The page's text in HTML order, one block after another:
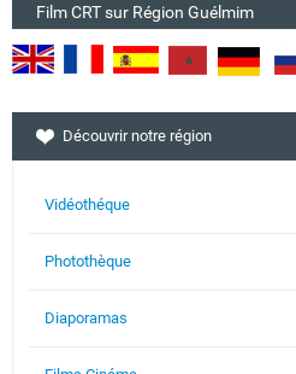
Film CRT sur Région Guélmim
Découvrir notre région
Vidéothéque
Photothèque
Diaporamas